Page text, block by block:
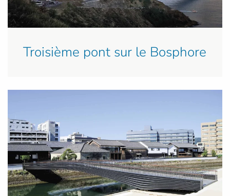
Troisième pont sur le Bosphore